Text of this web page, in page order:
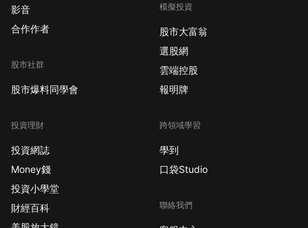
影音
合作作者
股市社群
股市爆料同學會
投資理財
投資網誌
Money錢
投資小學堂
財經百科
模擬投資
股市大富翁
選股網
雲端控股
報明牌
跨領域學習
學到
口袋Studio
聯絡我們